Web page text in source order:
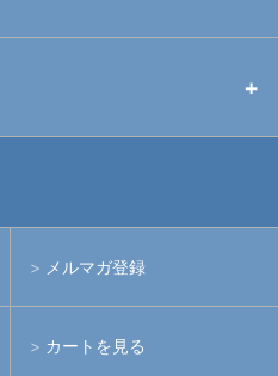
メルマガ登録
カートを見る